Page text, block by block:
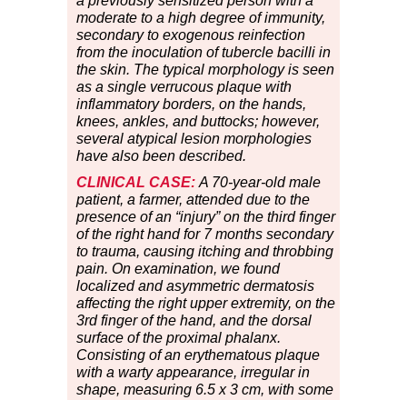
moderate to a high degree of immunity,
secondary to exogenous reinfection
from the inoculation of tubercle bacilli in
the skin. The typical morphology is seen
as a single verrucous plaque with
inflammatory borders, on the hands,
knees, ankles, and buttocks; however,
several atypical lesion morphologies
have also been described.
CLINICAL CASE: A 70-year-old male
patient, a farmer, attended due to the
presence of an “injury” on the third finger
of the right hand for 7 months secondary
to trauma, causing itching and throbbing
pain. On examination, we found
localized and asymmetric dermatosis
affecting the right upper extremity, on the
3rd finger of the hand, and the dorsal
surface of the proximal phalanx.
Consisting of an erythematous plaque
with a warty appearance, irregular in
shape, measuring 6.5 x 3 cm, with some